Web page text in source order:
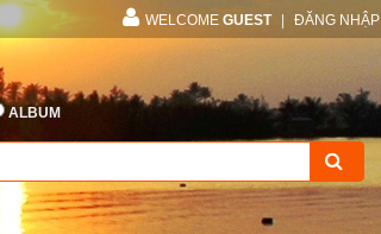
WELCOME GUEST ĐĂNG NHẬP
ALBUM